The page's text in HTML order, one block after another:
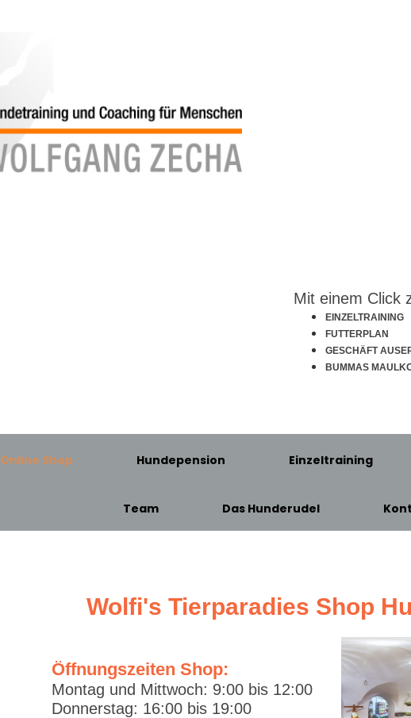
Mit einem Click
EINZELTRAINING
FUTTERPLAN
GESCHÄFT
BUMMAS
Online Shop Hundepension Einzeltraining
Team Das Hunderudel
Wolfi's Tierparadies Shop
Öffnungszeiten Shop:
Montag und Mittwoch: 9:00 bis 12:00
Donnerstag: 16:00 bis 19:00